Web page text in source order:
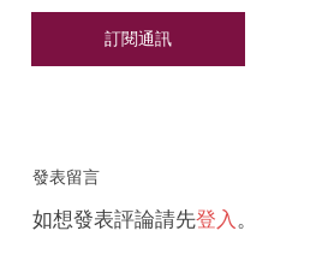
發表留言
如想發表評論請先登入 。